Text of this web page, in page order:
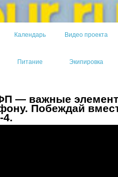
Календарь Видео проекта
Питание Экипировка
— важные
Побеждай